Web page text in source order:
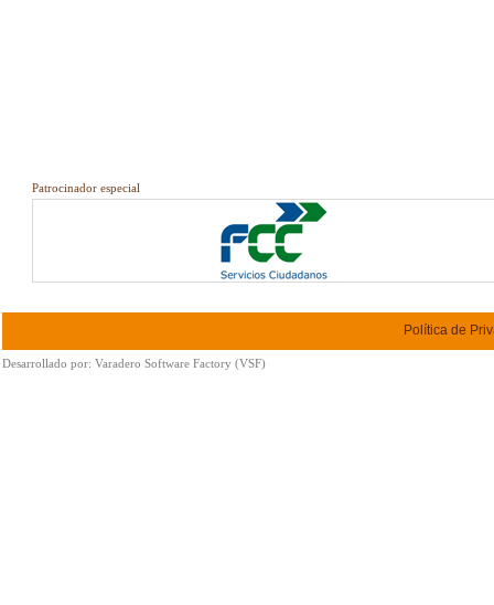
Patrocinador especial
Política de
Desarrollado por: Varadero Software Factory (VSF)